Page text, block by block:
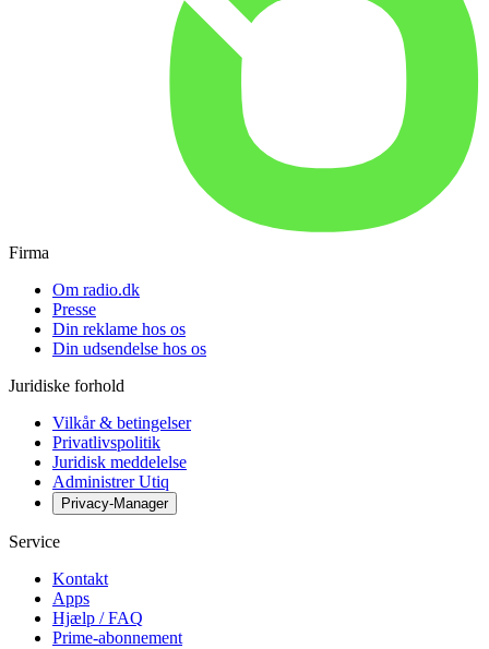
Firma
Om radio.dk
Presse
Din reklame hos os
Din udsendelse hos os
Juridiske forhold
Vilkår & betingelser
Privatlivspolitik
Juridisk meddelelse
Administrer Utiq
Privacy-Manager
Service
Kontakt
Apps
Hjælp / FAQ
Prime-abonnement